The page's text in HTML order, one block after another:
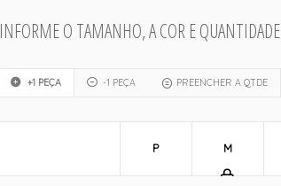
INFORME O TAMANHO, A COR E QUANTIDADE
+1 PEÇA -1 PEÇA PREENCHER A QTDE
P M